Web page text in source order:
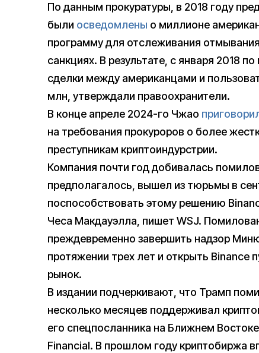
По данным прокуратуры, в 2018 году
были осведомлены о миллионе
программу для отслеживания
санкциях. В результате, с января 2018
сделки между американцами и
млн, утверждали правоохранители.
В конце апреле 2024-го Чжао
на требования прокуроров о более
преступникам криптоиндурстрии.
Компания почти год добивалась
предполагалось, вышел из тюрьмы в
поспособствовать этому решению
Чеса Макдауэлла, пишет WSJ.
преждевременно завершить надзор
протяжении трех лет и открыть Binance
рынок.
В издании подчеркивают, что Трамп
несколько месяцев поддерживал
его спецпосланника на Ближнем
Financial. В прошлом году криптобиржа